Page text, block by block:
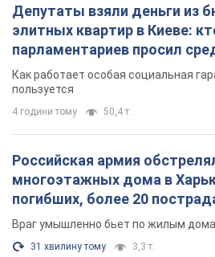
31 хвилину тому 3,3 т.